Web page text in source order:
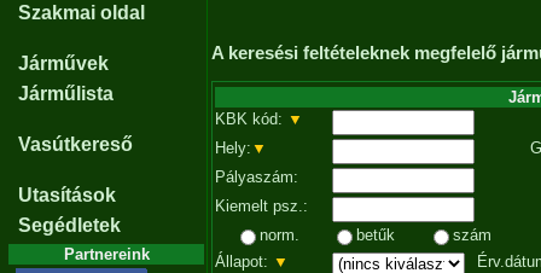
Szakmai oldal
Járművek
Járműlista
Vasútkereső
Utasítások
Segédletek
Partnereink
A keresési feltételeknek megfelelő
KBK kód: ▼
Hely: ▼
Pályaszám:
Kiemelt psz.:
norm.
betűk
szám
Állapot: ▼